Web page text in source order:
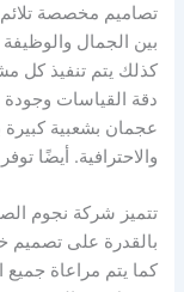
تصاميم مخصصة تلائم
بين الجمال
كذلك يتم تنفيذ كل
دقة القياسات
عجمان بشعبية كبيرة
والاحترافية. أيضًا
تتميز شركة نجوم
بالقدرة على تصميم
كما يتم مراعاة